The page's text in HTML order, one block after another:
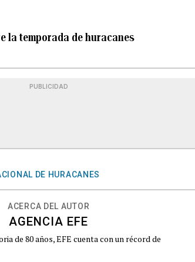
la temporada de huracanes
PUBLICIDAD
DE HURACANES
ACERCA DEL AUTOR
AGENCIA EFE
de 80 años, EFE cuenta con un récord de